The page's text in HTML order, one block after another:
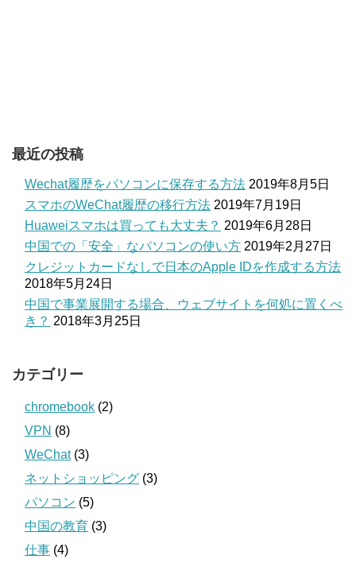
最近の投稿
Wechat履歴をパソコンに保存する方法 2019年8月5日
スマホのWeChat履歴の移行方法 2019年7月19日
Huaweiスマホは買っても大丈夫？ 2019年6月28日
中国での「安全」なパソコンの使い方 2019年2月27日
クレジットカードなしで日本のApple IDを作成する方法
2018年5月24日
中国で事業展開する場合、ウェブサイトを何処に置くべ
き？ 2018年3月25日
カテゴリー
chromebook (2)
VPN (8)
WeChat(3)
ネットショッピング (3)
パソコン (5)
中国の教育 (3)
仕事 (4)